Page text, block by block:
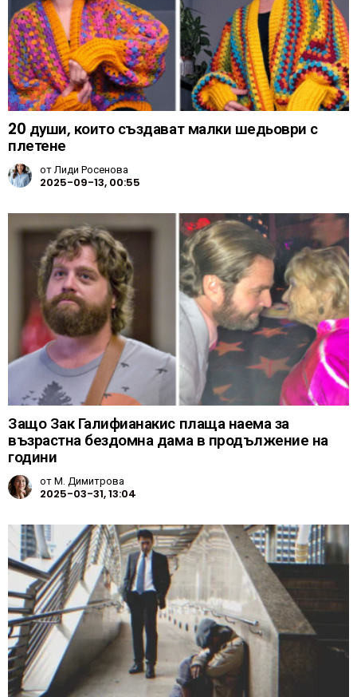
20 души, които създават малки шедьоври с
плетене
отЛиди Росенова
2025-09-13, 00:55
Защо Зак Галифианакис плаща наема за
възрастна бездомна дама в продължение на
години
отМ. Димитрова
2025-03-31, 13:04